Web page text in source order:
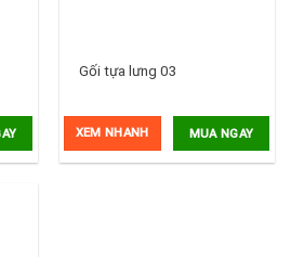
Gối tựa lưng 03
MUA NGAY
XEM NHANH